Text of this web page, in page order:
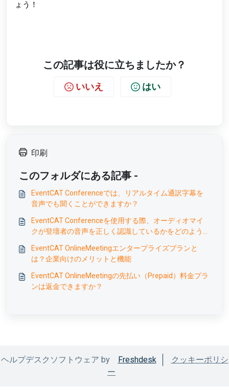
ょう！
この記事は役に立ちましたか？
いいえ はい
印刷
このフォルダにある記事 -
EventCAT Conferenceでは、リアルタイム通訳字幕を
音声でも聞くことができますか？
EventCAT Conferenceを使用する際、オーディオマイ
クが登壇者の音声を正しく認識しているかをどのように
EventCAT OnlineMeetingエンタープライズプランと
は？企業向けのメリットと機能
EventCAT OnlineMeetingの先払い（Prepaid）料金プラ
ンは返金できますか？
ヘルプデスクソフトウェア by Freshdesk
クッキーポリシ
ー